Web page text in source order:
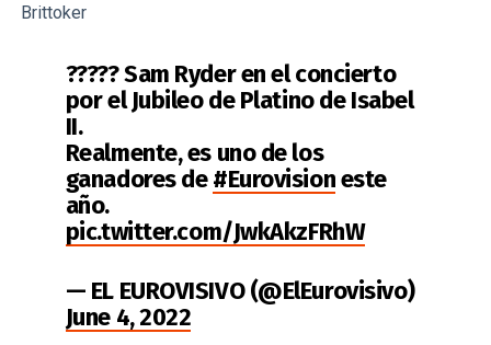
Brittoker
????‍? Sam Ryder en el concierto
por el Jubileo de Platino de Isabel
II.
Realmente, es uno de los
ganadores de#Eurovisioneste
año.
pic.twitter.com/JwkAkzFRhW
— EL EUROVISIVO (@ElEurovisivo)
June 4, 2022